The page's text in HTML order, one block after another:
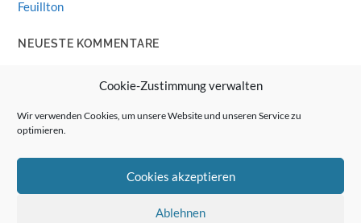
Cookie-Zustimmung verwalten
Wir verwenden Cookies, um unsere Website und unseren Service zu
optimieren.
Cookies akzeptieren
Ablehnen
Feuillton
NEUESTE KOMMENTARE
Wolff von Rechenberg
Linux Mint: Google Drive integrieren
HiFi-Klassiker: Celestion 3